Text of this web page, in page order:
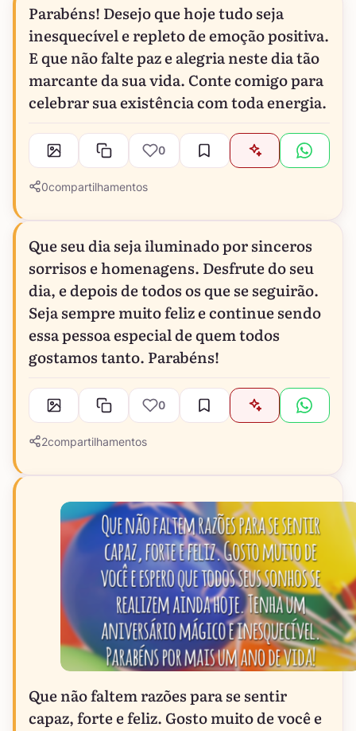
Parabéns! Desejo que hoje tudo seja
inesquecível e repleto de emoção positiva.
E que não falte paz e alegria neste dia tão
marcante da sua vida. Conte comigo para
celebrar sua existência com toda energia.
0
0compartilhamentos
Que seu dia seja iluminado por sinceros
sorrisos e homenagens. Desfrute do seu
dia, e depois de todos os que se seguirão.
Seja sempre muito feliz e continue sendo
essa pessoa especial de quem todos
gostamos tanto. Parabéns!
0
2compartilhamentos
Que não faltem razões para se sentir
capaz, forte e feliz. Gosto muito de você e